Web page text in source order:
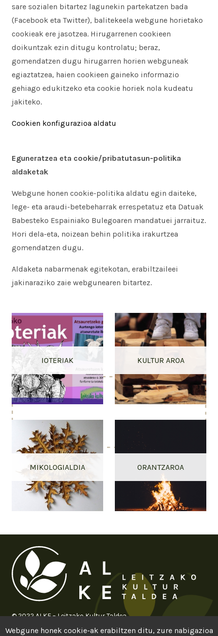
sare sozialen bitartez lagunekin partekatzen bada
(Facebook eta Twitter), balitekeela webgune horietako
cookieak ere jasotzea. Hirugarrenen cookieen
doikuntzak ezin ditugu kontrolatu; beraz,
gomendatzen dugu hirugarren horien webguneak
egiaztatzea, haien cookieen gaineko informazio
gehiago edukitzeko eta cookie horiek nola kudeatu
jakiteko.
Cookien konfigurazioa aldatu
Eguneratzea eta cookie/pribatutasun-politika
aldaketak
Webgune honen cookie-politika aldatu egin daiteke,
lege- eta araudi-betebeharrak errespetatuz eta Datuak
Babesteko Espainiako Bulegoaren mandatuei jarraituz.
Hori dela-eta, noizean behin politika irakurtzea
gomendatzen dugu.
Aldaketa nabarmenak egitekotan, erabiltzaileei
jakinaraziko zaie webgunearen bitartez.
IOTERIAK KULTUR AROA
MIKOLOGIALDIA ORANTZAROA
© 2022 ALKE – Leitzako Kultur Taldea
Webgune honek cookie-ak erabiltzen ditu, zure nabigazioa